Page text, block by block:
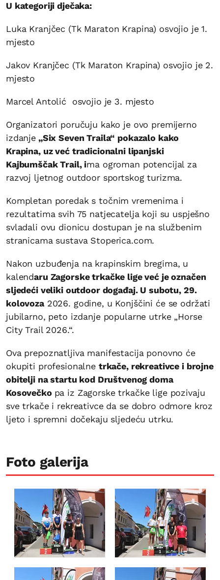
U kategoriji dječaka:
Luka Kranjčec (Tk Maraton Krapina) osvojio je 1.
mjesto
Jakov Kranjčec (Tk Maraton Krapina) osvojio je 2.
mjesto
Marcel Antolić osvojio je 3. mjesto
Organizatori poručuju kako je ovo premijerno
izdanje „Six Seven Traila“ pokazalo kako
Krapina, uz već tradicionalni lipanjski
Kajbumščak Trail, ima ogroman potencijal za
razvoj ljetnog outdoor sportskog turizma.
Kompletan poredak s točnim vremenima i
rezultatima svih 75 natjecatelja koji su uspješno
svladali ovu dionicu dostupan je na službenim
stranicama sustava Stoperica.com.
Nakon uzbuđenja na krapinskim bregima, u
kalendaru Zagorske trkačke lige već je označen
sljedeći veliki outdoor događaj. U subotu, 29.
kolovoza2026. godine, u Konjščini će se održati
jubilarno, peto izdanje popularne utrke „Horse
City Trail 2026.“.
Ova prepoznatljiva manifestacija ponovno će
okupiti profesionalne trkače, rekreativce i brojne
obitelji na startu kod Društvenog doma
Kosovečko pa iz Zagorske trkačke lige pozivaju
sve trkače i rekreativce da se dobro odmore kroz
ljeto i spremni dočekaju sljedeću utrku.
Foto galerija